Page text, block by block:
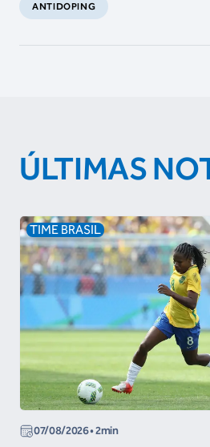
ANTIDOPING
ÚLTIMAS
TIME BRASIL
07/08/2026• 2min